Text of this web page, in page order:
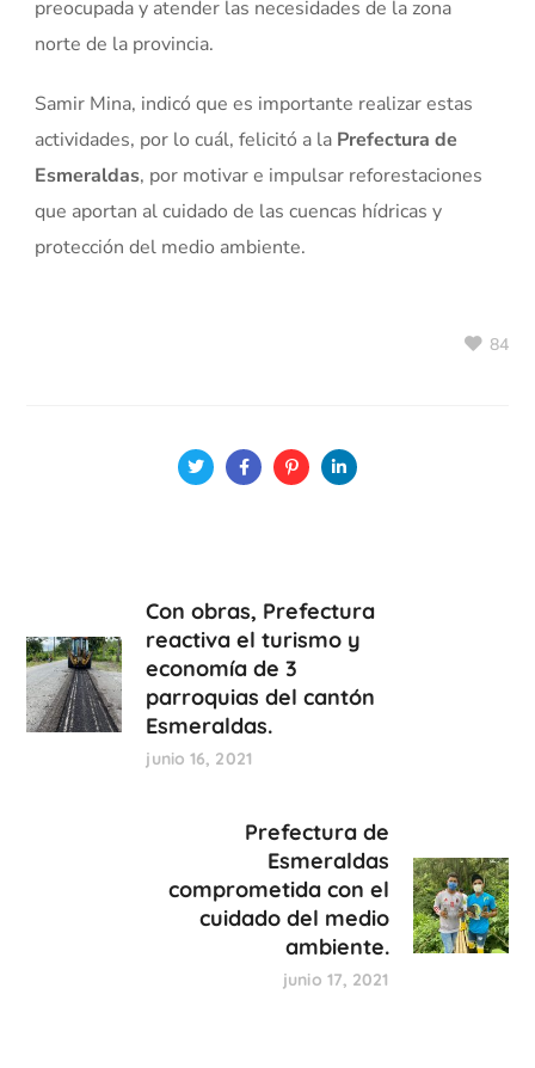
preocupada y atender las necesidades de la zona
norte de la provincia.
Samir Mina, indicó que es importante realizar estas
actividades, por lo cuál, felicitó a la Prefectura de
Esmeraldas, por motivar e impulsar reforestaciones
que aportan al cuidado de las cuencas hídricas y
protección del medio ambiente.
84
Con obras, Prefectura
reactiva el turismo y
economía de 3
parroquias del cantón
Esmeraldas.
junio 16, 2021
Prefectura de
Esmeraldas
comprometida con el
cuidado del medio
ambiente.
junio 17, 2021